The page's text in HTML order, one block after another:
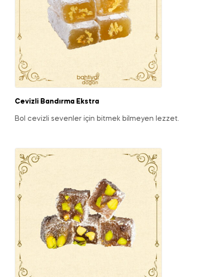
Cevizli Bandırma Ekstra
Bol cevizli sevenler için bitmek bilmeyen lezzet.